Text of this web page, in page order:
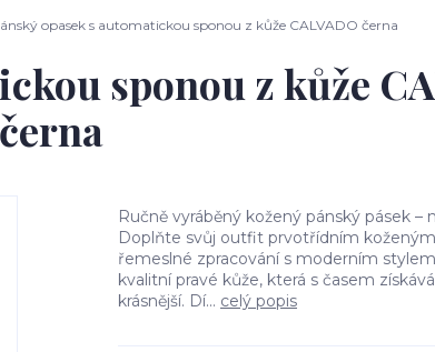
opasek s automatickou sponou z kůže CALVADO černa
sponou z kůže
černa
Ručně vyráběný kožený pánský pásek –
Doplňte svůj outfit prvotřídním
řemeslné zpracování s moderním
kvalitní pravé kůže, která s časem
krásnější. Dí... celý popis